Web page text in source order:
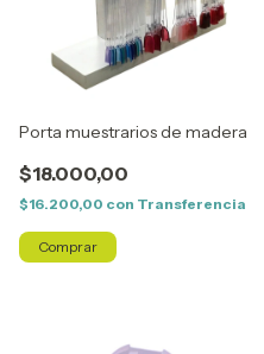
Porta muestrarios de madera
$18.000,00
$16.200,00 con Transferencia